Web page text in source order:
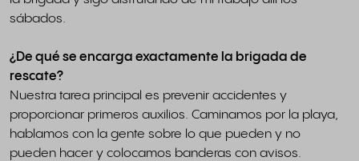
sábados.
¿De qué se encarga exactamente la brigada de
rescate?
Nuestra tarea principal es prevenir accidentes y
proporcionar primeros auxilios. Caminamos por la playa,
hablamos con la gente sobre lo que pueden y no
pueden hacer y colocamos banderas con avisos.